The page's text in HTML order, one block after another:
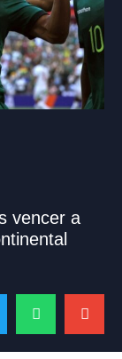
vencer a